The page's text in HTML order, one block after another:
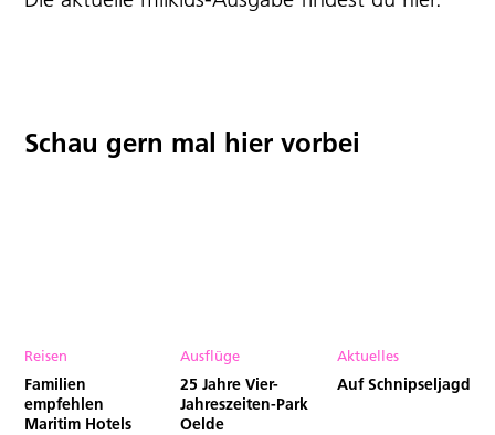
Schau gern mal hier vorbei
Reisen
Familien
empfehlen
Maritim Hotels
Ausflüge
25 Jahre Vier-
Jahreszeiten-Park
Oelde
Aktuelles
Auf Schnipseljagd